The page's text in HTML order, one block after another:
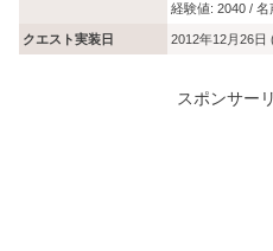
経験値: 2040 / 名
クエスト実装日 2012年12月26日
スポンサー